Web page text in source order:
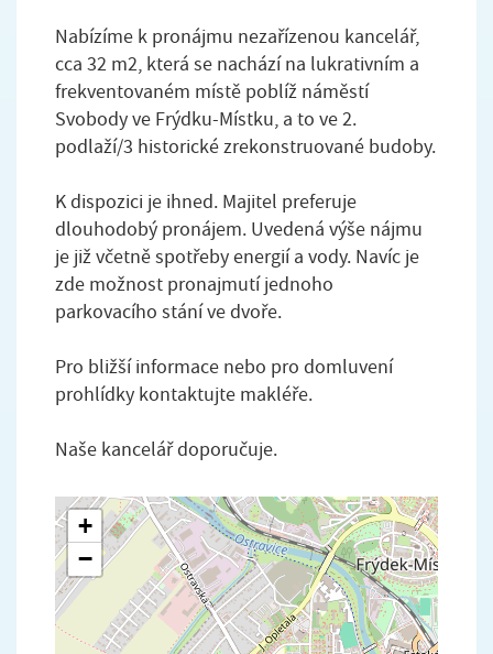
Nabízíme k pronájmu nezařízenou kancelář,
cca 32 m2, která se nachází na lukrativním a
frekventovaném místě poblíž náměstí
Svobody ve Frýdku-Místku, a to ve 2.
podlaží/3 historické zrekonstruované budoby.
K dispozici je ihned. Majitel preferuje
dlouhodobý pronájem. Uvedená výše nájmu
je již včetně spotřeby energií a vody. Navíc je
zde možnost pronajmutí jednoho
parkovacího stání ve dvoře.
Pro bližší informace nebo pro domluvení
prohlídky kontaktujte makléře.
Naše kancelář doporučuje.
+
−